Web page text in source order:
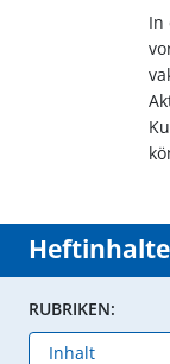
In
Heftinhalte
RUBRIKEN: